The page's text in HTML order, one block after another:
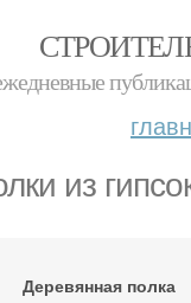
из
Деревянная полка